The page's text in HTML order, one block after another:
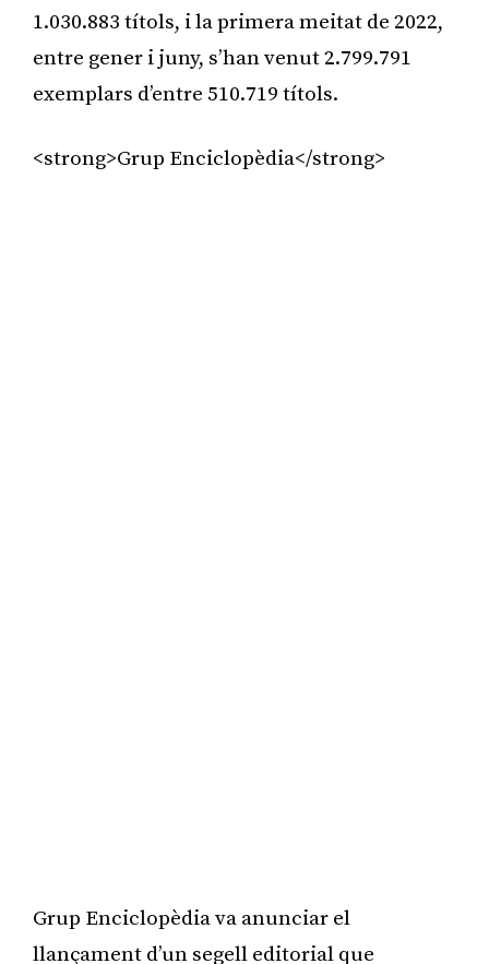
1.030.883 títols, i la primera meitat de 2022,
entre gener i juny, s’han venut 2.799.791
exemplars d’entre 510.719 títols.
<strong>Grup Enciclopèdia</strong>
Grup Enciclopèdia va anunciar el
llançament d’un segell editorial que